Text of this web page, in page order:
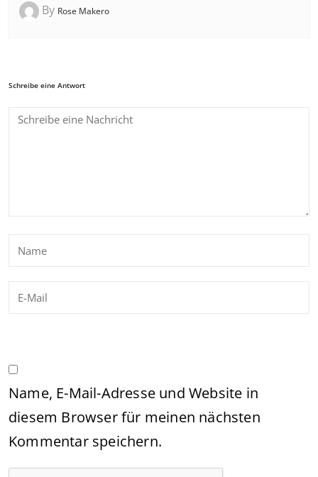
By Rose Makero
Schreibe eine Antwort
Name, E-Mail-Adresse und Website in
diesem Browser für meinen nächsten
Kommentar speichern.